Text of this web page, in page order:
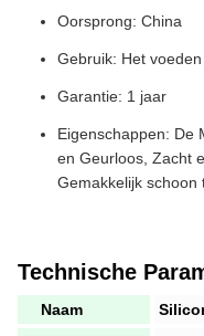
Oorsprong: China
Gebruik: Het voeden
Garantie: 1 jaar
Eigenschappen: De
en Geurloos, Zacht
Gemakkelijk schoon
Technische
Naam